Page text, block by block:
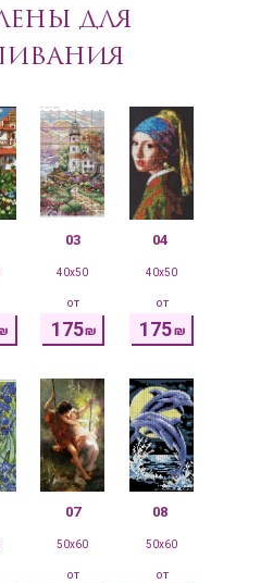
ДЛЯ
175₪ 175₪
40x50 40x50
от от
03 04
50x60 50x60
от от
07 08